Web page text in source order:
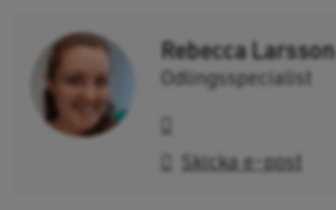
Rebecca Larsson
Odlingsspecialist
Skicka e-post